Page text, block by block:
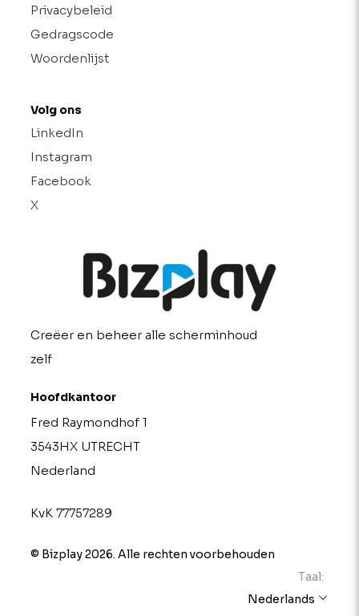
Privacybeleid
Gedragscode
Woordenlijst
Volg ons
LinkedIn
Instagram
Facebook
X
Creëer en beheer alle scherminhoud
zelf
Hoofdkantoor
Fred Raymondhof 1
3543HX UTRECHT
Nederland
KvK 77757289
© Bizplay 2026. Alle rechten voorbehouden
Taal:
Nederlands